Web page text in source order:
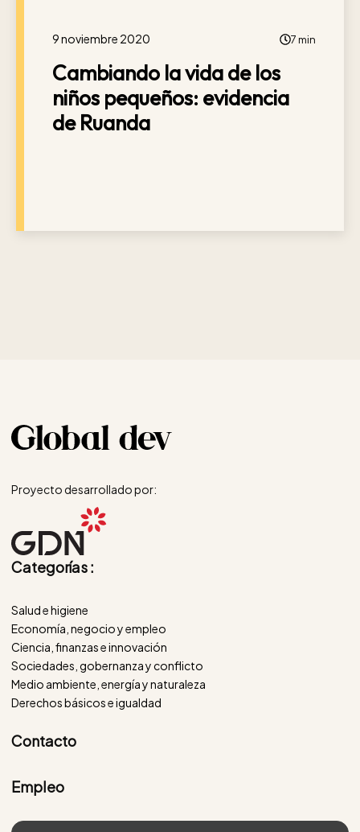
9 noviembre 2020 7 min
Cambiando la vida de los
niños pequeños: evidencia
de Ruanda
Proyecto desarrollado por:
Categorías :
Salud e higiene
Economía, negocio y empleo
Ciencia, finanzas e innovación
Sociedades, gobernanza y conflicto
Medio ambiente, energía y naturaleza
Derechos básicos e igualdad
Contacto
Empleo